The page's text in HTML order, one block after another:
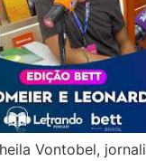
Vontobel,